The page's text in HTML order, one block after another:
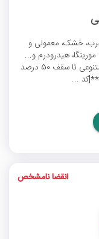
خشک، معمولی و
مورینگا، هیدرودرم و...
را می‌توانید از وب‌سایت خانومی با تخفیف‌های متنوعی تا سقف 50 درصد
**[کد ...
انقضا نامشخص